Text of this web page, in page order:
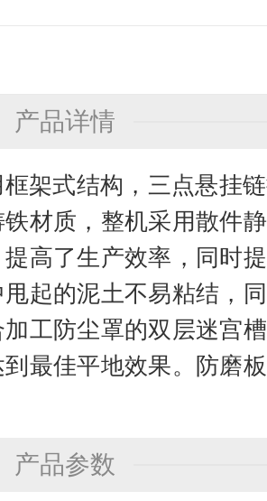
产品详情
架式结构，三点悬挂
材质，整机采用散件
高了生产效率，同时
起的泥土不易粘结，
工防尘罩的双层迷宫
最佳平地效果。防磨
产品参数